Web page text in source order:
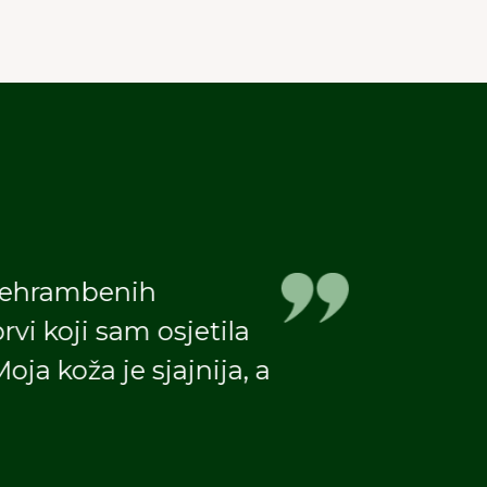
primjećujem veliku
Prije sam se
bez problema
svima koji